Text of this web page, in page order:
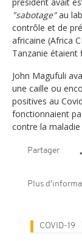
président avait
"sabotage"au
contrôle et de
africaine (Africa
Tanzanie étaient
John Magufuli
une caille ou
positives au
fonctionnaient
contre la
Partager
Plus
COVID-19